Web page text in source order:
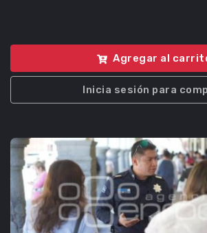
Agregar al
Inicia sesión para